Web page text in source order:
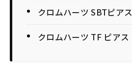
クロムハーツ SBTピアス
クロムハーツ TF ピアス